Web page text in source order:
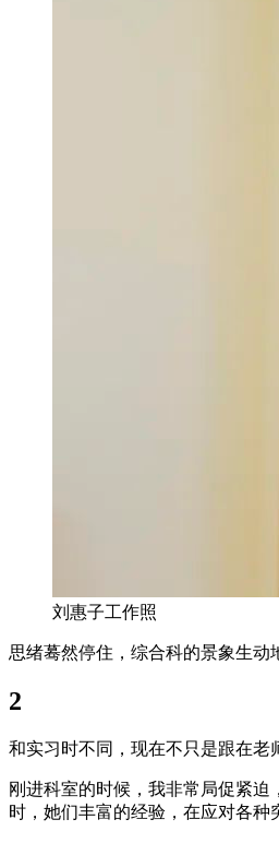
刘惠子工作照
思绪蓦然停住，综合科的景象生动
2
和实习时不同，现在不只是跟在老
刚进科室的时候，我非常局促紧
时，她们丰富的经验，在应对各种